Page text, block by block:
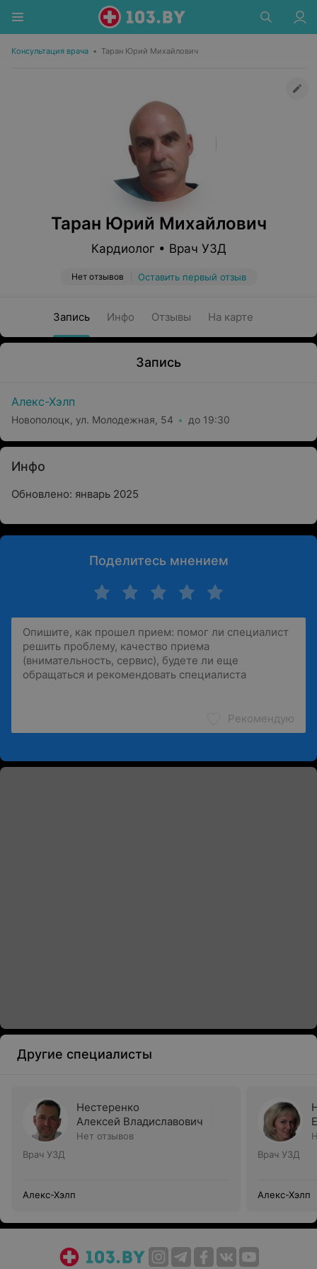
Консультация врача • Таран Юрий Михайлович
Таран Юрий Михайлович
Кардиолог • Врач УЗД
Нет отзывов Оставить первый отзыв
Запись Инфо Отзывы На карте
Запись
Алекс-Хэлп
Новополоцк, ул. Молодежная, 54 до 19:30
Инфо
Обновлено: январь 2025
Поделитесь мнением
Рекомендую
Другие специалисты
Нестеренко
Алексей Владиславович
Нет отзывов
Врач УЗД
Алекс-Хэлп
Врач УЗД
Алекс-Хэлп